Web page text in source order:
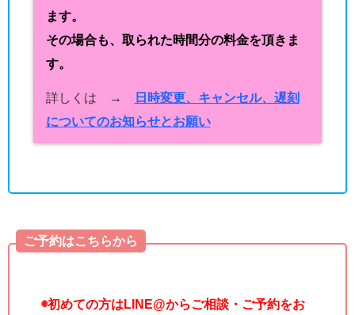
ます。
その場合も、取られた時間分の料金を頂きま
す。
詳しくは →
日時変更、キャンセル、遅刻
についてのお知らせとお願い
ご予約はこちらから
◉初めての方はLINE@からご相談・ご予約をお